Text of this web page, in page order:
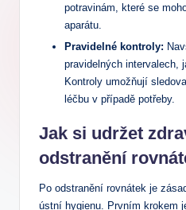
potravinám, které se
aparátu.
Pravidelné kontroly:
pravidelných intervalech,
Kontroly umožňují
léčbu v případě potřeby.
Jak si udržet
odstranění
Po odstranění rovnátek je
ústní hygienu. Prvním krokem